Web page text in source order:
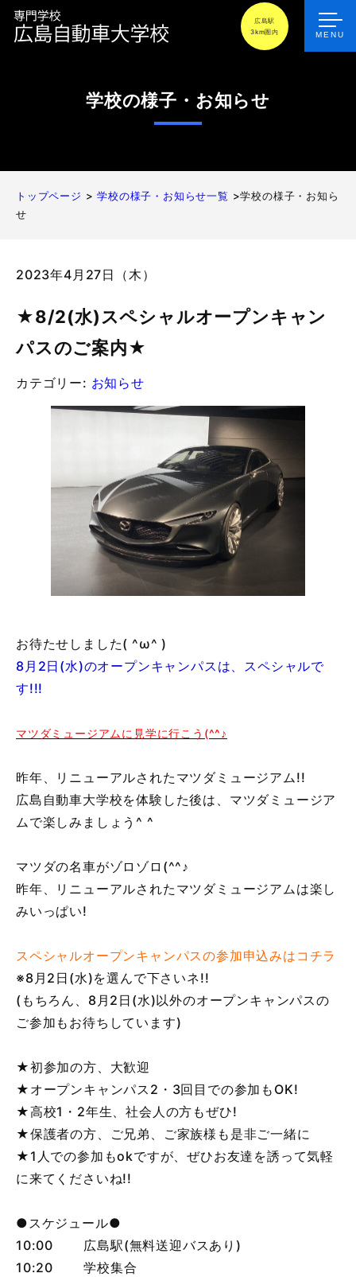
MENU
広島駅
3km圏内
学校の様子・お知らせ
トップページ >学校の様子・お知らせ一覧 >学校の様子・お知ら
せ
2023年4月27日（木）
★8/2(水)スペシャルオープンキャン
パスのご案内★
カテゴリー: お知らせ
お待たせしました( ^ω^ )
8月2日(水)のオープンキャンパスは、スペシャルで
す!!!
マツダミュージアムに見学に行こう(^^♪
昨年、リニューアルされたマツダミュージアム!!
広島自動車大学校を体験した後は、マツダミュージア
ムで楽しみましょう^ ^
マツダの名車がゾロゾロ(^^♪
昨年、リニューアルされたマツダミュージアムは楽し
みいっぱい!
スペシャルオープンキャンパスの参加申込みはコチラ
※8月2日(水)を選んで下さいネ!!
(もちろん、8月2日(水)以外のオープンキャンパスの
ご参加もお待ちしています)
★初参加の方、大歓迎
★オープンキャンパス2・3回目での参加もOK!
★高校1・2年生、社会人の方もぜひ!
★保護者の方、ご兄弟、ご家族様も是非ご一緒に
★1人での参加もokですが、ぜひお友達を誘って気軽
に来てくださいね!!
●スケジュール●
10:00 広島駅(無料送迎バスあり)
10:20 学校集合